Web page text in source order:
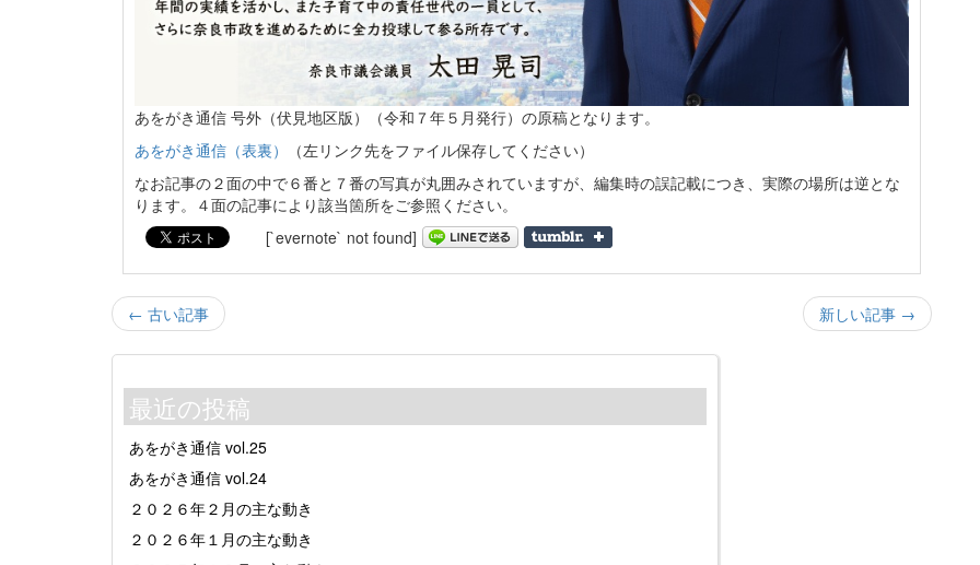
あをがき通信 号外（伏見地区版）（令和７年５月発行）の原稿となります。
あをがき通信（表裏）
（左リンク先をファイル保存してください）
なお記事の２面の中で６番と７番の写真が丸囲みされていますが、編集時の誤記載につき、実際の場所は逆とな
ります。４面の記事により該当箇所をご参照ください。
[`evernote` not found]
← 古い記事 新しい記事 →
最近の投稿
あをがき通信 vol.25
あをがき通信 vol.24
２０２６年２月の主な動き
２０２６年１月の主な動き